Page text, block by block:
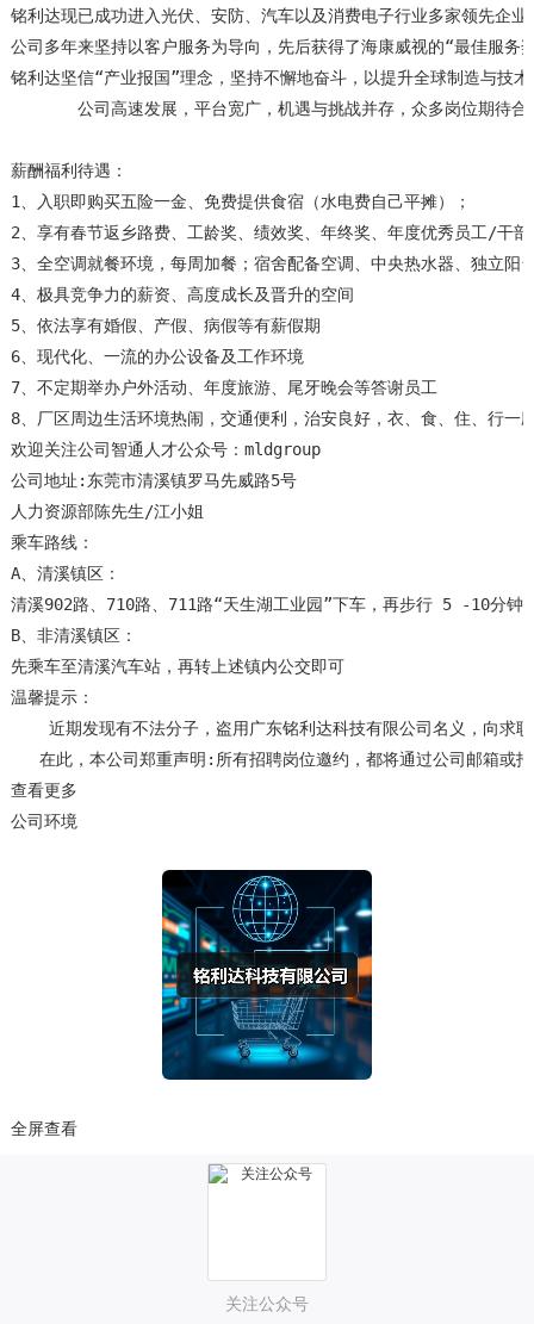
铭利达现已成功进入光伏、安防、汽车以及消费电子行业多家领先企
公司多年来坚持以客户服务为导向，先后获得了海康威视的“最佳服
铭利达坚信“产业报国”理念，坚持不懈地奋斗，以提升全球制造与技
公司高速发展，平台宽广，机遇与挑战并存，众多岗位期待
薪酬福利待遇：
1、入职即购买五险一金、免费提供食宿（水电费自己平摊）；
2、享有春节返乡路费、工龄奖、绩效奖、年终奖、年度优秀员工/干
3、全空调就餐环境，每周加餐；宿舍配备空调、中央热水器、独立
4、极具竞争力的薪资、高度成长及晋升的空间
5、依法享有婚假、产假、病假等有薪假期
6、现代化、一流的办公设备及工作环境
7、不定期举办户外活动、年度旅游、尾牙晚会等答谢员工
8、厂区周边生活环境热闹，交通便利，治安良好，衣、食、住、行一
欢迎关注公司智通人才公众号：mldgroup
公司地址:东莞市清溪镇罗马先威路5号
人力资源部陈先生/江小姐
乘车路线：
A、清溪镇区：
清溪902路、710路、711路“天生湖工业园”下车，再步行 5 -10分钟
B、非清溪镇区：
先乘车至清溪汽车站，再转上述镇内公交即可
温馨提示：
近期发现有不法分子，盗用广东铭利达科技有限公司名义，向求
在此，本公司郑重声明:所有招聘岗位邀约，都将通过公司邮箱或
查看更多
公司环境
全屏查看
关注公众号